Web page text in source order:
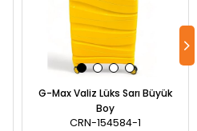
G-Max Valiz Lüks Sarı Büyük
Boy
CRN-154584-1